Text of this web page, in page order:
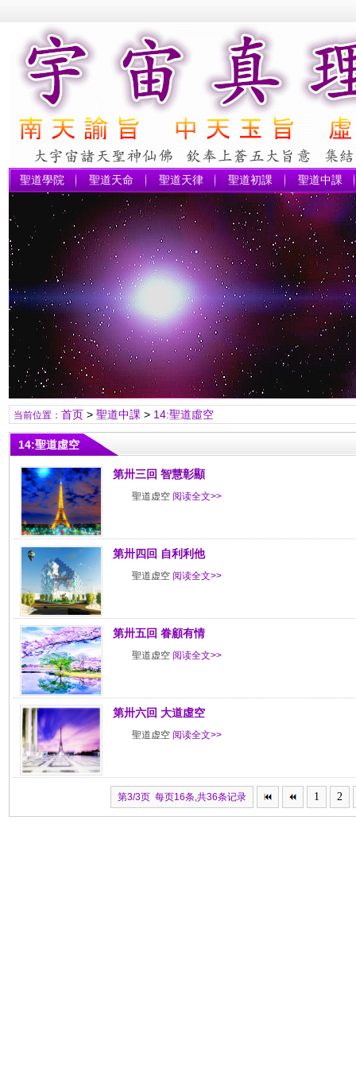
聖道學院 聖道天命 聖道天律 聖道初課 聖道中課
当前位置： 首页> 聖道中課 > 14:聖道虛空
14:聖道虛空
第卅三回 智慧彰顯
聖道虚空 阅读全文>>
第卅四回 自利利他
聖道虚空 阅读全文>>
第卅五回 眷顧有情
聖道虚空 阅读全文>>
第卅六回 大道虛空
聖道虚空 阅读全文>>
第3/3页 每页16条,共36条记录 1 2